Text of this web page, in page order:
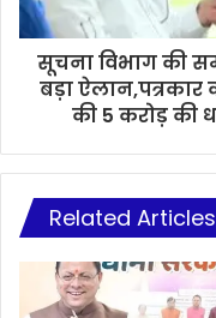
सूचना विभाग की
बड़ा
की 5 करोड़ की
Related Articles